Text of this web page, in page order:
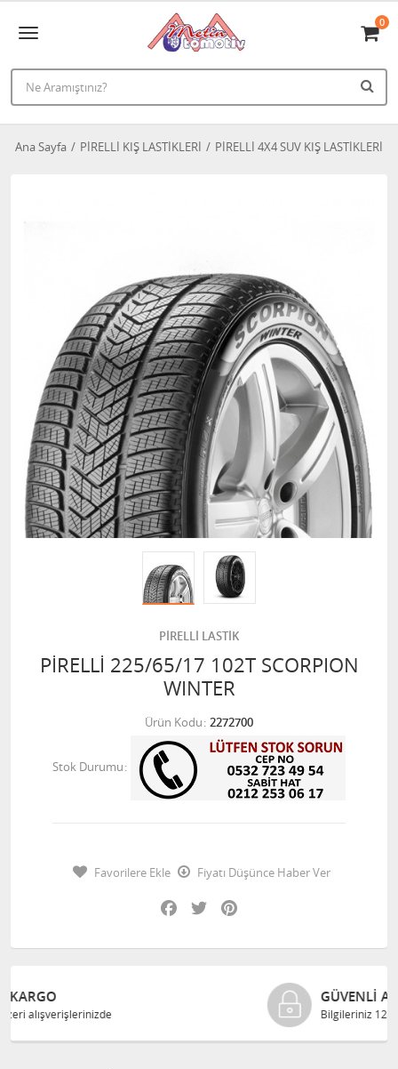
0
Ana Sayfa PİRELLİ KIŞ LASTİKLERİ PİRELLİ 4X4 SUV KIŞ LASTİKLERİ
PİRELLİ LASTİK
PİRELLİ 225/65/17 102T SCORPION
WINTER
Ürün Kodu 2272700
Stok Durumu
Favorilere Ekle
Fiyatı Düşünce Haber Ver
Facebook
Twitter
GÜVENLI ALIŞVERIŞ
Bilgileriniz 128 Bit SSL ile güvende